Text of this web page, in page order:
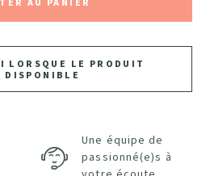
LORSQUE LE PRODUIT
DISPONIBLE
Une équipe de
passionné(e)s à